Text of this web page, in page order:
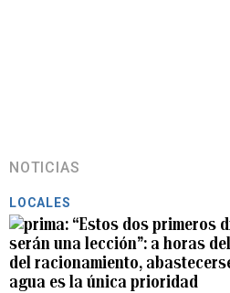
NOTICIAS
LOCALES
“Estos dos primeros
serán una lección”: a horas
del racionamiento,
agua es la única prioridad